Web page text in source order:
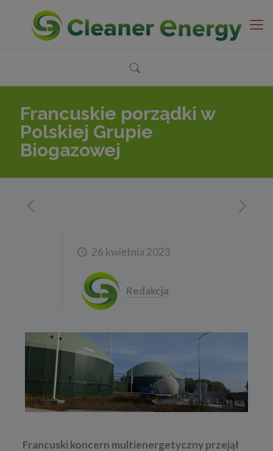
Francuskie porządki w
Polskiej Grupie
Biogazowej
26 kwietnia 2023
Redakcja
Francuski koncern multienergetyczny przejął